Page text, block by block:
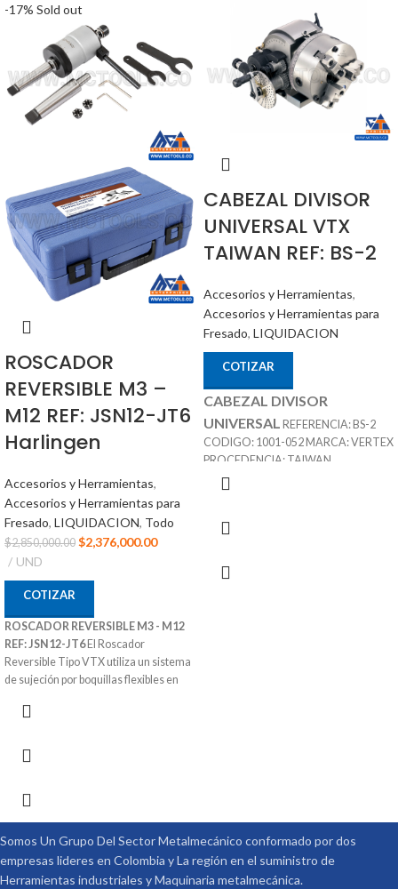
-17% Sold out
ROSCADOR
REVERSIBLE M3 –
M12 REF: JSN12-JT6
Harlingen
Accesorios y Herramientas,
Accesorios y Herramientas para
Fresado, LIQUIDACION, Todo
$2,850,000.00 $2,376,000.00
UND
COTIZAR
ROSCADOR REVERSIBLE M3 - M12
REF: JSN12-JT6El Roscador
Reversible Tipo VTX utiliza un sistema
de sujeción por boquillas flexibles en
mejor sujeción al macho.
Capacidad de Machos: M3 - M12
Procedencia CHINA
Suministrado por McT-Enterprises
CABEZAL DIVISOR
UNIVERSAL VTX
TAIWAN REF: BS-2
Accesorios y Herramientas,
Accesorios y Herramientas para
Fresado, LIQUIDACION
COTIZAR
CABEZAL DIVISOR
UNIVERSAL REFERENCIA: BS-2
CODIGO: 1001-052 MARCA: VERTEX
PROCEDENCIA: TAIWAN
SUMINISTRAD POR: MCT
Contra Punta, Discos
Perros
Somos Un Grupo Del Sector Metalmecánico conformado por dos
empresas lideres en Colombia y La región en el suministro de
Herramientas industriales y Maquinaria metalmecánica.